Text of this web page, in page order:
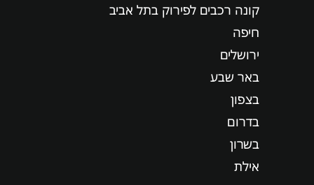
קונה רכבים לפירוק בתל אביב
חיפה
ירושלים
באר שבע
בצפון
בדרום
בשרון
אילת